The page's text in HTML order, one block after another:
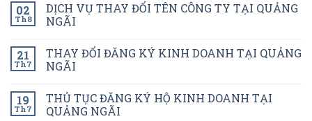
02
Th8
DỊCH VỤ THAY ĐỔI TÊN CÔNG TY TẠI QUẢNG
NGÃI
21
Th7
THAY ĐỔI ĐĂNG KÝ KINH DOANH TẠI QUẢNG
NGÃI
19
Th7
THỦ TỤC ĐĂNG KÝ HỘ KINH DOANH TẠI
QUẢNG NGÃI